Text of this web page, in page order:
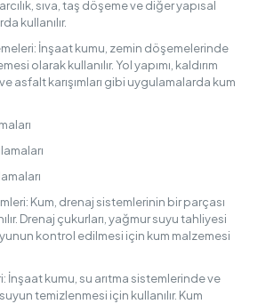
sıva, taş döşeme ve diğer yapısal
kullanılır.
İnşaat kumu, zemin döşemelerinde
olarak kullanılır. Yol yapımı, kaldırım
asfalt karışımları gibi uygulamalarda kum
Kum, drenaj sistemlerinin bir parçası
Drenaj çukurları, yağmur suyu tahliyesi
kontrol edilmesi için kum malzemesi
İnşaat kumu, su arıtma sistemlerinde ve
temizlenmesi için kullanılır. Kum